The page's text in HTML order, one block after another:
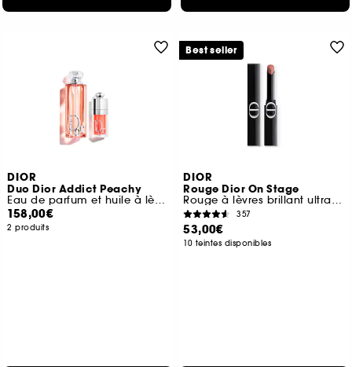
DIOR
Duo Dior Addict Peachy
Eau de parfum et huile à lèvres hydratante
158,00€
2 produits
DIOR
Rouge Dior On Stage
Rouge à lèvres brillant ultra longue tenue
357
53,00€
10 teintes disponibles
Best seller